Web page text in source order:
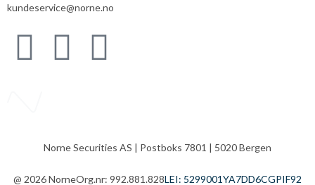
kundeservice@norne.no
Norne Securities AS | Postboks 7801 | 5020 Bergen
@ 2026 NorneOrg.nr: 992.881.828LEI: 5299001YA7DD6CGPIF92